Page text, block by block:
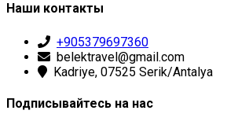
Наши контакты
+905379697360
belektravel@gmail.com
Kadriye, 07525 Serik/Antalya
Подписывайтесь на нас